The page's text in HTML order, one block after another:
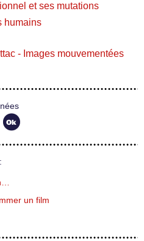
et ses mutations
humains
- Images mouvementées
un film